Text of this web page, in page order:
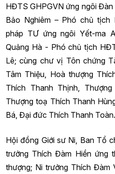
HĐTS GHPGVN ứng ngôi
Bảo Nghiêm – Phó chủ tịch
pháp TƯ ứng ngôi Yết-ma
Quảng Hà - Phó chủ tịch
Lê; cùng chư vị Tôn chứng
Tâm Thiệu, Hoà thượng
Thích Thanh Thịnh,
Thượng toạ Thích Thanh
Bá, Đại đức Thích Thanh Toàn.
Hội đồng Giới sư Ni, Ban Tổ
trưởng Thích Đàm Hiền ứng
thượng; Ni trưởng Thích Đàm